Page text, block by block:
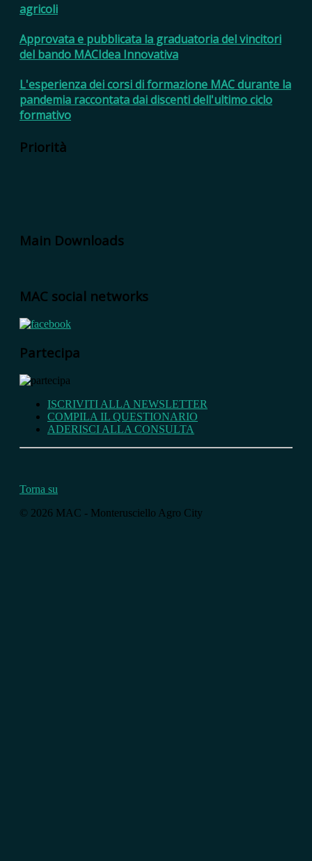
agricoli
Approvata e pubblicata la graduatoria del vincitori
del bando MACIdea Innovativa
L'esperienza dei corsi di formazione MAC durante la
pandemia raccontata dai discenti dell'ultimo ciclo
formativo
Priorità
Main Downloads
MAC social networks
Partecipa
ISCRIVITI ALLA NEWSLETTER
COMPILA IL QUESTIONARIO
ADERISCI ALLA CONSULTA
Torna su
© 2026 MAC - Monterusciello Agro City